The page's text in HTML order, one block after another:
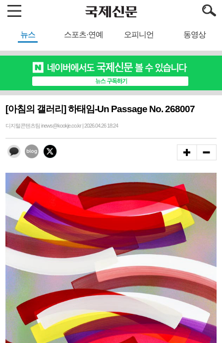
뉴스 스포츠·연예 오피니언 동영상
[아침의 갤러리] 하태임-Un Passage No. 268007
디지털콘텐츠팀 inews@kookje.co.kr | 2026.04.26 18:24